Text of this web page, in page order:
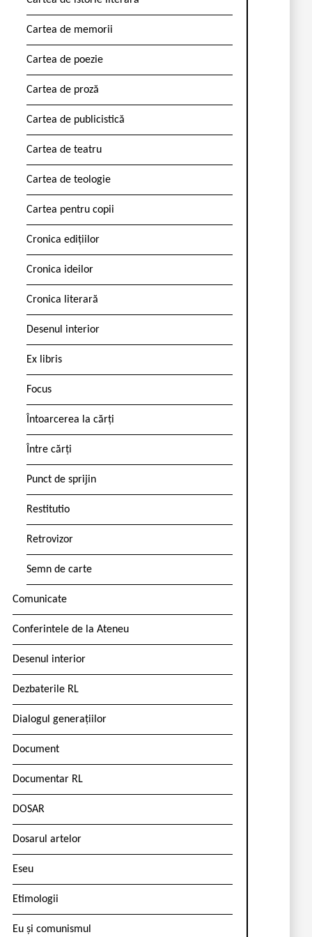
Cartea de memorii
Cartea de poezie
Cartea de proză
Cartea de publicistică
Cartea de teatru
Cartea de teologie
Cartea pentru copii
Cronica edițiilor
Cronica ideilor
Cronica literară
Desenul interior
Ex libris
Focus
Întoarcerea la cărți
Între cărți
Punct de sprijin
Restitutio
Retrovizor
Semn de carte
Comunicate
Conferintele de la Ateneu
Desenul interior
Dezbaterile RL
Dialogul generațiilor
Document
Documentar RL
DOSAR
Dosarul artelor
Eseu
Etimologii
Eu și comunismul